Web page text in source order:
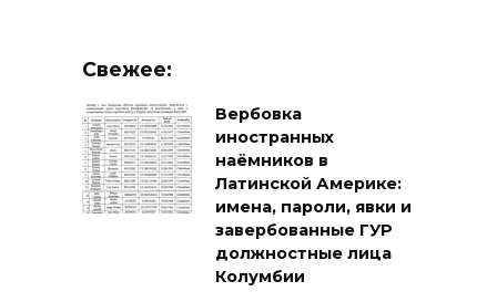
Свежее:
Вербовка
иностранных
наёмников в
Латинской Америке:
имена, пароли, явки и
завербованные ГУР
должностные лица
Колумбии